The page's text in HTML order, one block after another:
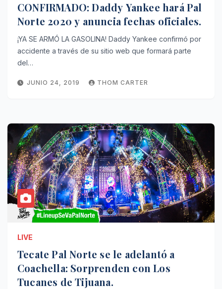
CONFIRMADO: Daddy Yankee hará Pal
Norte 2020 y anuncia fechas oficiales.
¡YA SE ARMÓ LA GASOLINA! Daddy Yankee confirmó por
accidente a través de su sitio web que formará parte
del…
JUNIO 24, 2019 THOM CARTER
LIVE
Tecate Pal Norte se le adelantó a
Coachella: Sorprenden con Los
Tucanes de Tijuana.